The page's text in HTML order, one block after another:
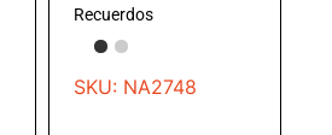
Recuerdos
SKU: NA2748